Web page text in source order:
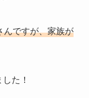
んですが、家族が
た！